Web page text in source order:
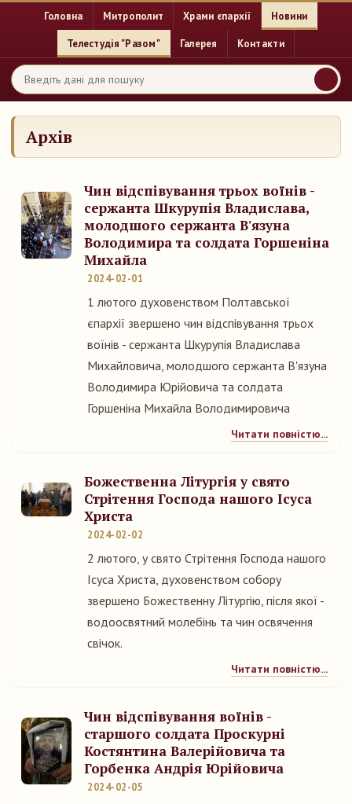
Головна Митрополит Храми єпархії Новини
Телестудія "Разом" Галерея Контакти
Архів
Чин відспівування трьох воїнів -
сержанта Шкурупія Владислава,
молодшого сержанта В'язуна
Володимира та солдата Горшеніна
Михайла
2024-02-01
1 лютого духовенством Полтавської
єпархії звершено чин відспівування трьох
воїнів - сержанта Шкурупія Владислава
Михайловича, молодшого сержанта В'язуна
Володимира Юрійовича та солдата
Горшеніна Михайла Володимировича
Читати повністю...
Божественна Літургія у свято
Стрітення Господа нашого Ісуса
Христа
2024-02-02
2 лютого, у свято Стрітення Господа нашого
Ісуса Христа, духовенством собору
звершено Божественну Літургію, після якої -
водоосвятний молебінь та чин освячення
свічок.
Читати повністю...
Чин відспівування воїнів -
старшого солдата Проскурні
Костянтина Валерійовича та
Горбенка Андрія Юрійовича
2024-02-05